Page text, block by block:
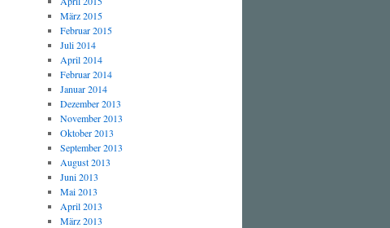
März 2015
Februar 2015
Juli 2014
April 2014
Februar 2014
Januar 2014
Dezember 2013
November 2013
Oktober 2013
September 2013
August 2013
Juni 2013
Mai 2013
April 2013
März 2013